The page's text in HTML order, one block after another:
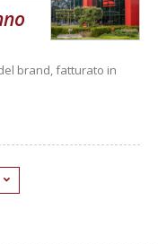
brand, fatturato in